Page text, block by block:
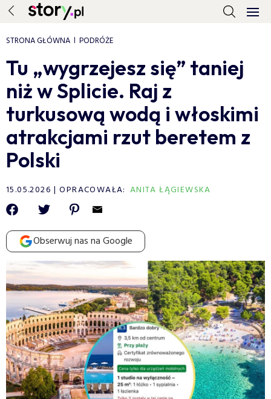
STRONA GŁÓWNA PODRÓŻE
Tu „wygrzejesz się” taniej
niż w Splicie. Raj z
turkusową wodą i włoskimi
atrakcjami rzut beretem z
Polski
15.05.2026 OPRACOWAŁA: ANITA ŁĄGIEWSKA
Obserwuj nas na Google